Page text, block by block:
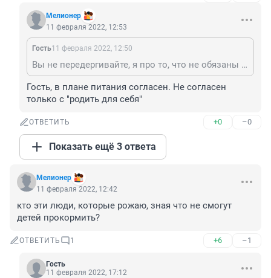
Мелионер
11 февраля 2022, 12:53
Гость11 февраля 2022, 12:50
Вы не передергивайте, я про то, что не обязаны кормить детей школы бесплатно, в первую очередь родители это делают. Сын говорит там платно то есть невозможно, поэтому отказался питаться в принципе.
Гость, в плане питания согласен. Не согласен
только с "родить для себя"
ОТВЕТИТЬ +0 –0
Показать ещё 3 ответа
Мелионер
11 февраля 2022, 12:42
кто эти люди, которые рожаю, зная что не смогут
детей прокормить?
ОТВЕТИТЬ 1 +6 –1
Гость
11 февраля 2022, 17:12